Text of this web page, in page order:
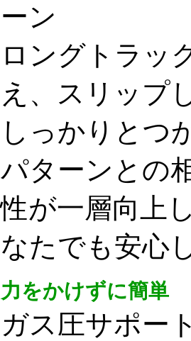
ーン
ロングトラッ
え、スリップ
しっかりとつ
パターンとの
性が一層向上
なたでも安心
力をかけずに簡単
ガス圧サポー